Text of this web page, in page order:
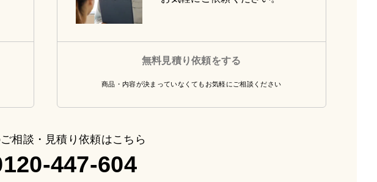
無料見積り依頼をする
商品・内容が決まっていなくてもお気軽にご相談ください
相談・見積り依頼はこちら
447-604